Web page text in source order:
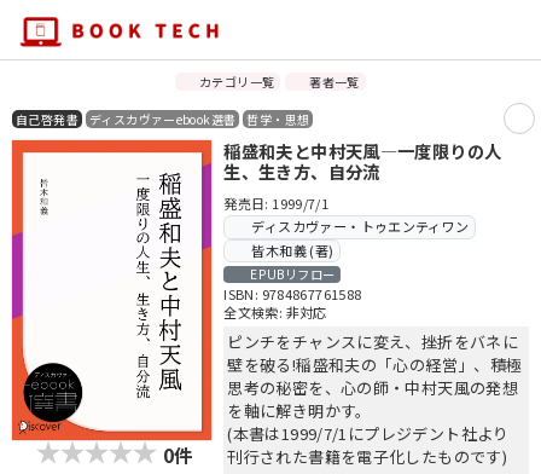
カテゴリ一覧 著者一覧
自己啓発書 ディスカヴァーebook選書 哲学・思想
0件
稲盛和夫と中村天風―一度限りの人
生、生き方、自分流
発売日: 1999/7/1
ディスカヴァー・トゥエンティワン
皆木和義 (著)
EPUBリフロー
ISBN: 9784867761588
全文検索: 非対応
ピンチをチャンスに変え、挫折をバネに
壁を破る!稲盛和夫の「心の経営」、積極
思考の秘密を、心の師・中村天風の発想
を軸に解き明かす。
(本書は1999/7/1にプレジデント社より
刊行された書籍を電子化したものです)